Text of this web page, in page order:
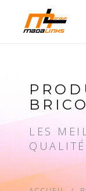
LES
QUALITÉ